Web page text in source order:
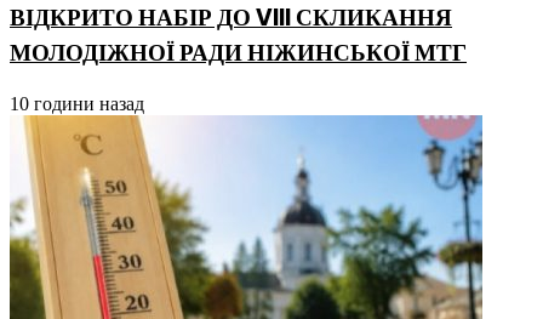
ВІДКРИТО НАБІР ДО VIII СКЛИКАННЯ
МОЛОДІЖНОЇ РАДИ НІЖИНСЬКОЇ МТГ
10 години назад